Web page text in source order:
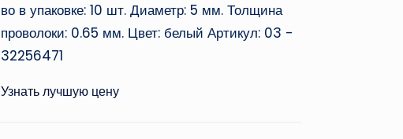
во в упаковке: 10 шт. Диаметр: 5 мм. Толщина
проволоки: 0.65 мм. Цвет: белый Артикул: 03 -
32256471
Узнать лучшую цену